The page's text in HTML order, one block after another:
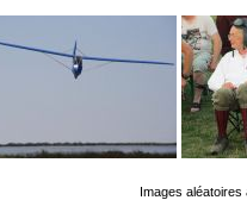
Images aléatoires